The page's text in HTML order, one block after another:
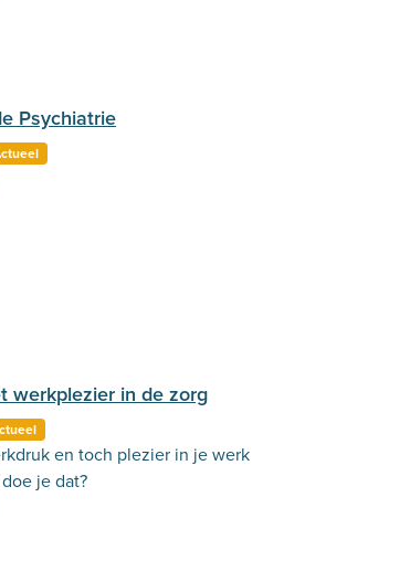
Psychiatrie
werkplezier in de zorg
en toch plezier in je werk
je dat?